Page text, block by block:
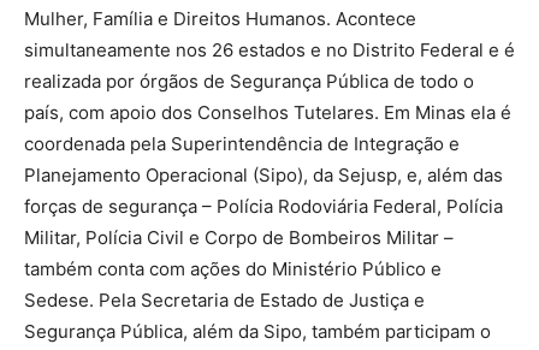
Mulher, Família e Direitos Humanos. Acontece
simultaneamente nos 26 estados e no Distrito Federal e é
realizada por órgãos de Segurança Pública de todo o
país, com apoio dos Conselhos Tutelares. Em Minas ela é
coordenada pela Superintendência de Integração e
Planejamento Operacional (Sipo), da Sejusp, e, além das
forças de segurança – Polícia Rodoviária Federal, Polícia
Militar, Polícia Civil e Corpo de Bombeiros Militar –
também conta com ações do Ministério Público e
Sedese. Pela Secretaria de Estado de Justiça e
Segurança Pública, além da Sipo, também participam o